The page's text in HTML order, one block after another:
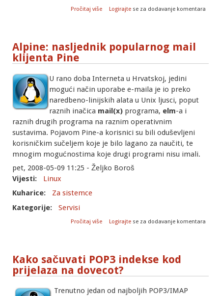
Pročitaj više
o Postfix: kako korisnicima postaviti
Logirajte se za dodavanje komentara
Alpine: nasljednik popularnog mail
klijenta Pine
U rano doba Interneta u Hrvatskoj, jedini
mogući način uporabe e-maila je io preko
naredbeno-linijskih alata u Unix ljusci, poput
raznih inačica mail(x) programa, elm-a i
raznih drugih programa na raznim operativnim
sustavima. Pojavom Pine-a korisnici su bili oduševljeni
korisničkim sučeljem koje je bilo lagano za naučiti, te
mnogim mogućnostima koje drugi programi nisu imali.
pet, 2008-05-09 11:25 - Željko Boroš
Vijesti:
Linux
Kuharice:
Za sistemce
Kategorije:
Servisi
Pročitaj više
o Alpine: nasljednik popularnog mail
Logirajte se za dodavanje komentara
Kako sačuvati POP3 indekse kod
prijelaza na dovecot?
Trenutno jedan od najboljih POP3/IMAP